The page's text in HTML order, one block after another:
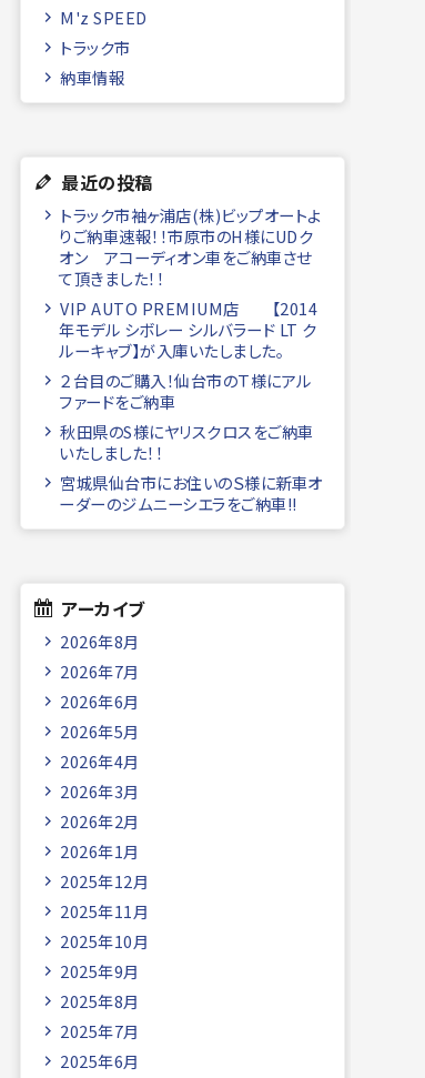
M'z SPEED
トラック市
納車情報
最近の投稿
トラック市袖ヶ浦店(株)ビップオートよ
りご納車速報！！市原市のH様にUDク
オン アコーディオン車をご納車させ
て頂きました！！
VIP AUTO PREMIUM店 【2014
年モデル シボレー シルバラード LT ク
ルーキャブ】が入庫いたしました。
２台目のご購入！仙台市のＴ様にアル
ファードをご納車
秋田県のS様にヤリスクロスをご納車
いたしました！！
宮城県仙台市にお住いのＳ様に新車オ
ーダーのジムニーシエラをご納車!!
アーカイブ
2026年8月
2026年7月
2026年6月
2026年5月
2026年4月
2026年3月
2026年2月
2026年1月
2025年12月
2025年11月
2025年10月
2025年9月
2025年8月
2025年7月
2025年6月